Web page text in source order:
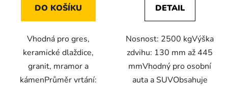
DO KOŠÍKU
Vhodná pro gres,
keramické dlaždice,
granit, mramor a
kámenPrůměr vrtání:
DETAIL
Nosnost: 2500 kgVýška
zdvihu: 130 mm až 445
mmVhodný pro osobní
auta a SUVObsahuje